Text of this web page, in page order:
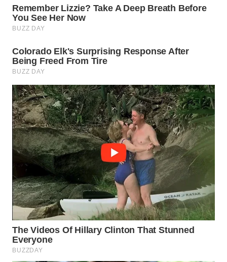
KEPULAUAN
SERIBU
WN
TANGERANG
WN
BINJAI
WN
CIREBON
WN
INDRAMAYU
WN
KUNINGAN
WN
MAJALENGKA